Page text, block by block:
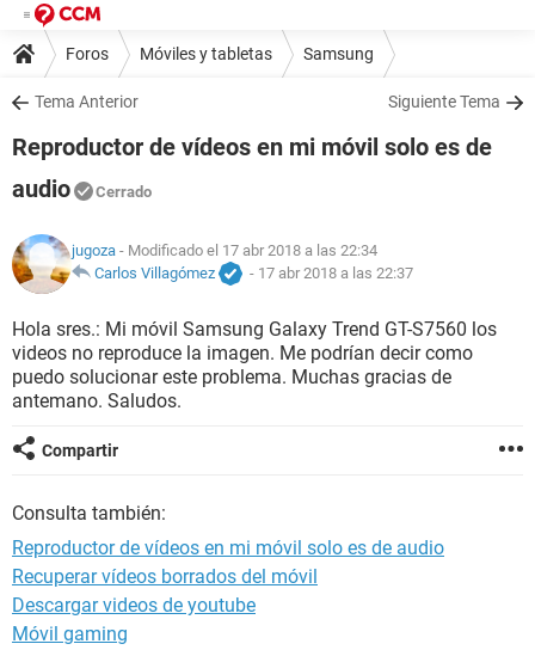
Foros Móviles y tabletas Samsung
Tema Anterior Siguiente Tema
Reproductor de vídeos en mi móvil solo es de
audio
Cerrado
jugoza - Modificado el 17 abr 2018 a las 22:34
Carlos Villagómez
- 17 abr 2018 a las 22:37
Hola sres.: Mi móvil Samsung Galaxy Trend GT-S7560 los
videos no reproduce la imagen. Me podrían decir como
puedo solucionar este problema. Muchas gracias de
antemano. Saludos.
Compartir
Consulta también:
Reproductor de vídeos en mi móvil solo es de audio
Recuperar vídeos borrados del móvil
Descargar videos de youtube
Móvil gaming